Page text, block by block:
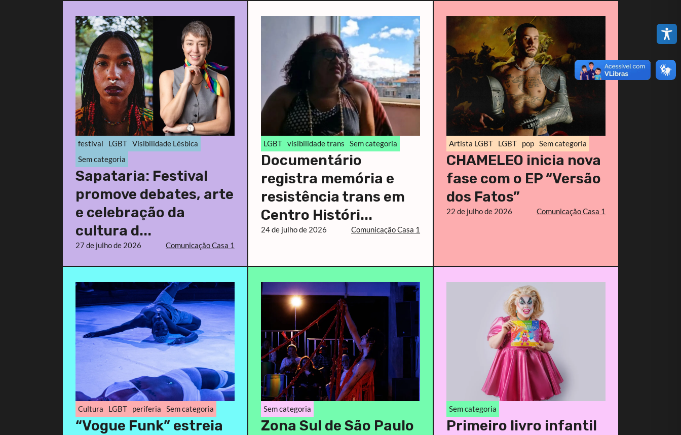
festival LGBT Visibilidade Lésbica
Sem categoria
Sapataria: Festival
promove debates, arte
e celebração da
cultura d...
27 de julho de 2026 Comunicação Casa 1
LGBT visibilidade trans Sem categoria
Documentário
registra memória e
resistência trans em
Centro Históri...
24 de julho de 2026 Comunicação Casa 1
Artista LGBT LGBT pop Sem categoria
CHAMELEO inicia nova
fase com o EP “Versão
dos Fatos”
22 de julho de 2026 Comunicação Casa 1
Cultura LGBT periferia Sem categoria
“Vogue Funk” estreia
Sem categoria
Zona Sul de São Paulo
Sem categoria
Primeiro livro infantil